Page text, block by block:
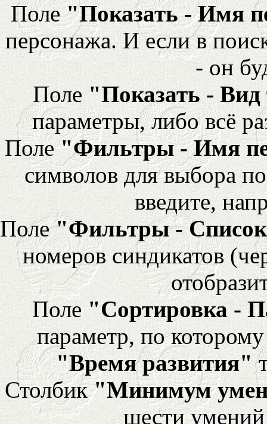
Поле"Показать - Имя
персонажа. И если в
- он
Поле "Показать -
параметры, либо всё
Поле"Фильтры - Имя
символов для выбора
введите,
Поле"Фильтры - Список
номеров синдикатов
Поле "Сортировка -
параметр, по
"Время развития"
Столбик"Минимум
шести